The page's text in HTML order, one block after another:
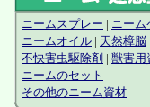
ニームスプレー
ニーム
ニームオイル
天然樟脳
不快害虫駆除剤
獣害用
ニームのセット
その他のニーム資材